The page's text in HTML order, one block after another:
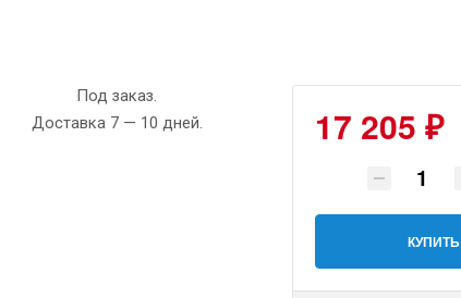
Под заказ.
Доставка 7 — 10 дней.
17 205 ₽
КУПИТЬ